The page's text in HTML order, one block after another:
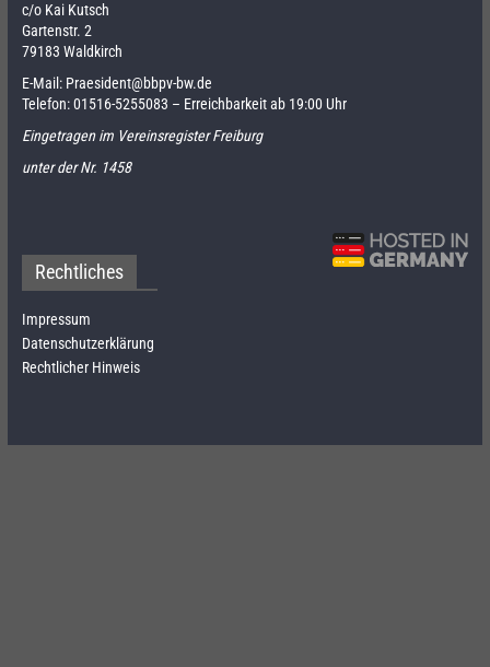
c/o Kai Kutsch
Gartenstr. 2
79183 Waldkirch
E-Mail: Praesident@bbpv-bw.de
Telefon:01516-5255083 – Erreichbarkeit ab 19:00 Uhr
Eingetragen im Vereinsregister Freiburg
unter der Nr. 1458
Rechtliches
Impressum
Datenschutzerklärung
Rechtlicher Hinweis